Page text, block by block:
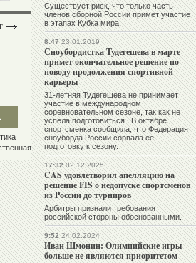
Существует риск, что только часть
членов сборной России примет участие
в этапах Кубка мира.
8:4723.01.2019
Сноубордистка Тудегешева в марте
примет окончательное решение по
поводу продолжения спортивной
карьеры
31-летняя Тудегешева не принимает
участие в международном
соревновательном сезоне, так как не
успела подготовиться. В октябре
спортсменка сообщила, что Федерация
сноуборда России сорвала ее
подготовку к сезону.
17:3202.12.2025
CAS удовлетворил апелляцию на
решение FIS о недопуске спортсменов
из России до турниров
Арбитры признали требования
российской стороны обоснованными.
9:5224.02.2024
Иван Шмонин: Олимпийские игры
больше не являются приоритетом